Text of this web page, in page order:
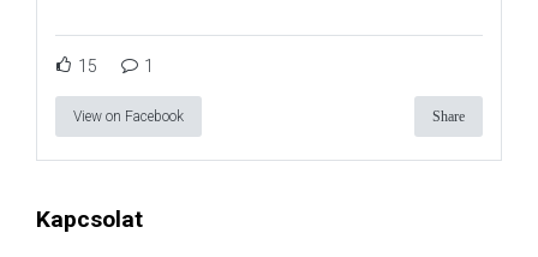
15 1
View on Facebook Share
Kapcsolat